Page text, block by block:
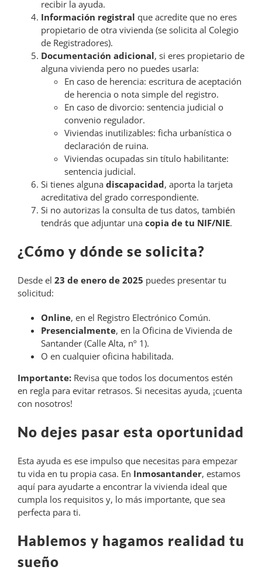
recibir la ayuda.
Información registral que acredite que no eres
propietario de otra vivienda (se solicita al Colegio
de Registradores).
Documentación adicional, si eres propietario de
alguna vivienda pero no puedes usarla:
En caso de herencia: escritura de aceptación
de herencia o nota simple del registro.
En caso de divorcio: sentencia judicial o
convenio regulador.
Viviendas inutilizables: ficha urbanística o
declaración de ruina.
Viviendas ocupadas sin título habilitante:
sentencia judicial.
Si tienes alguna discapacidad, aporta la tarjeta
acreditativa del grado correspondiente.
Si no autorizas la consulta de tus datos, también
tendrás que adjuntar una copia de tu NIF/NIE.
¿Cómo y dónde se solicita?
Desde el 23 de enero de 2025 puedes presentar tu
solicitud:
Online, en el Registro Electrónico Común.
Presencialmente, en la Oficina de Vivienda de
Santander (Calle Alta, nº 1).
O en cualquier oficina habilitada.
Importante: Revisa que todos los documentos estén
en regla para evitar retrasos. Si necesitas ayuda, ¡cuenta
con nosotros!
No dejes pasar esta oportunidad
Esta ayuda es ese impulso que necesitas para empezar
tu vida en tu propia casa. En Inmosantander, estamos
aquí para ayudarte a encontrar la vivienda ideal que
cumpla los requisitos y, lo más importante, que sea
perfecta para ti.
Hablemos y hagamos realidad tu
sueño